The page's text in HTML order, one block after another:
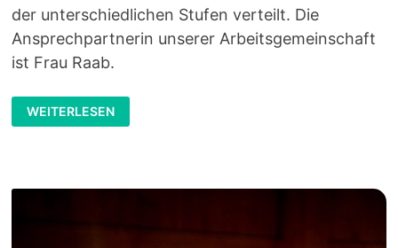
der unterschiedlichen Stufen verteilt. Die
Ansprechpartnerin unserer Arbeitsgemeinschaft
ist Frau Raab.
SCHÜLERZEITUNG
DES
RITTERSBERGS:
WEITERLESEN